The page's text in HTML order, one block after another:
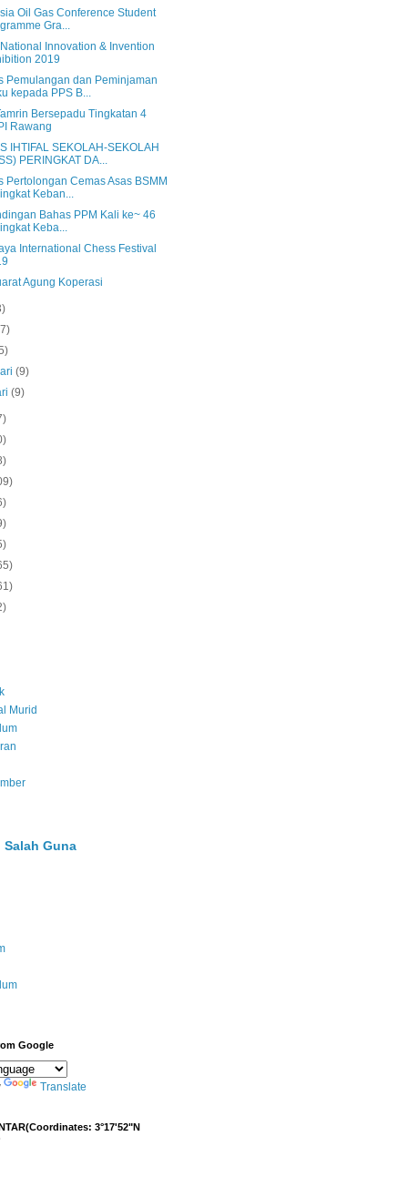
Oil Gas Conference Student
Gra...
Innovation & Invention
2019
Pemulangan dan Peminjaman
kepada PPS B...
Bersepadu Tingkatan 4
Rawang
IHTIFAL SEKOLAH-SEKOLAH
PERINGKAT DA...
Pertolongan Cemas Asas BSMM
Keban...
Bahas PPM Kali ke~ 46
Keba...
International Chess Festival
Agung Koperasi
(9)
(9)
Murid
Guna
Google
Translate
3°17'52"N